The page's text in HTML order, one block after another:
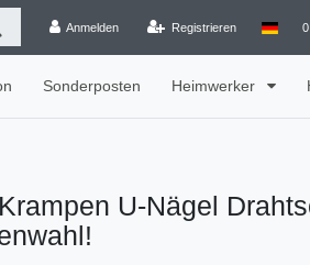
Anmelden Registrieren 0
Sonderposten Heimwerker
U-Nägel